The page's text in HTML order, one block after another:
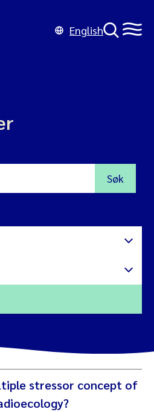
English
Søk
stressor concept of